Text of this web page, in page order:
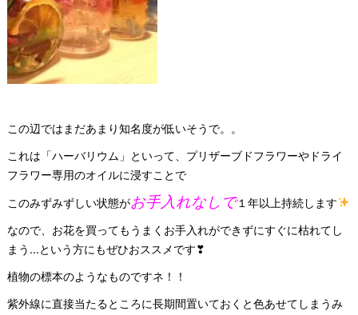
この辺ではまだあまり知名度が低いそうで。。
これは「ハーバリウム」といって、プリザーブドフラワーやドライ
フラワー専用のオイルに浸すことで
このみずみずしい状態がお手入れなしで１年以上持続します
なので、お花を買ってもうまくお手入れができずにすぐに枯れてし
まう…という方にもぜひおススメです❣
植物の標本のようなものですネ！！
紫外線に直接当たるところに長期間置いておくと色あせてしまうみ